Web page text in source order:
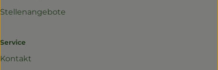
Stellenangebote
Service
Kontakt